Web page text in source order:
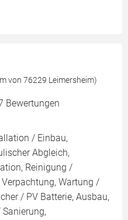
von 76229 Leimersheim)
Bewertungen
/ Einbau,
Abgleich,
Reinigung /
Wartung /
/ PV Batterie, Ausbau,